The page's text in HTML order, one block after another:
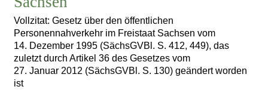
Vollzitat: Gesetz über den öffentlichen
Personennahverkehr im Freistaat Sachsen vom
14. Dezember 1995 (SächsGVBl. S. 412, 449), das
zuletzt durch Artikel 36 des Gesetzes vom
27. Januar 2012 (SächsGVBl. S. 130) geändert worden
ist